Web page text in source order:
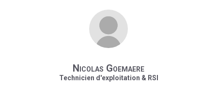
Nicolas Goemaere
Technicien d'exploitation & RSI